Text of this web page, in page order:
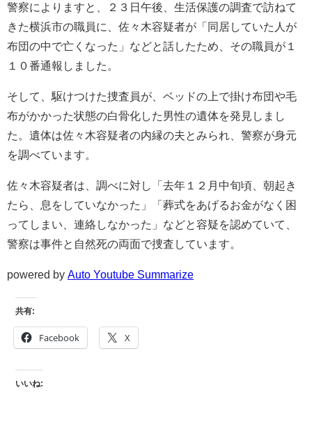
警察によりますと、２３日午後、生活保護の調査で訪ねて
きた横浜市の職員に、佐々木容疑者が「同居していた人が
布団の中で亡くなった」などと話したため、その職員が１
１０番通報しました。
そして、駆けつけた捜査員が、ベッドの上で掛け布団や毛
布がかかった状態の白骨化した男性の遺体を発見しまし
た。遺体は佐々木容疑者の内縁の夫とみられ、警察が身元
を調べています。
佐々木容疑者は、調べに対し「去年１２月中旬頃、朝起き
たら、息をしていなかった」「葬式をあげるお金がなく困
ってしまい、連絡しなかった」などと容疑を認めていて、
警察は事件と自然死の両面で捜査しています。
powered by Auto Youtube Summarize
共有:
Facebook X
いいね: